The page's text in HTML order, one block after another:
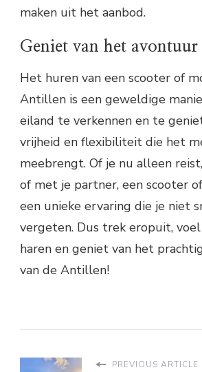
maken uit het aanbod.
Geniet van het avontuur
Het huren van een scooter of
Antillen is een geweldige
eiland te verkennen en te
vrijheid en flexibiliteit die het
meebrengt. Of je nu alleen
of met je partner, een scooter
een unieke ervaring die je niet
vergeten. Dus trek eropuit,
haren en geniet van het
van de Antillen!
PREVIOUS ARTICLE